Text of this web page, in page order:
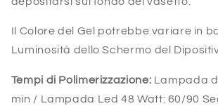
Il Colore del Gel potrebbe variare in
Luminosità dello Schermo del
Tempi di Polimerizzazione: Lampada
min / Lampada Led 48 Watt: 60/90